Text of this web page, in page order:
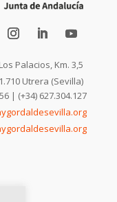
Palacios, Km. 3,5
Utrera (Sevilla)
| (+34) 627.304.127